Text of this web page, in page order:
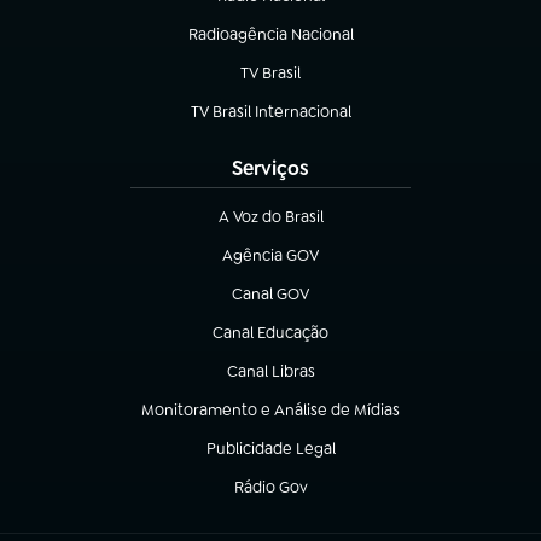
Radioagência Nacional
(abre em nova aba)
TV Brasil
(abre em nova aba)
TV Brasil Internacional
(abre em nova aba)
Serviços
A Voz do Brasil
(abre em nova aba)
Agência GOV
(abre em nova aba)
Canal GOV
(abre em nova aba)
Canal Educação
(abre em nova aba)
Canal Libras
(abre em nova aba)
Monitoramento e Análise de Mídias
(abre em nova aba)
Publicidade Legal
(abre em nova aba)
Rádio Gov
(abre em nova aba)